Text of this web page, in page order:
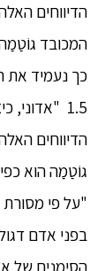
הדיווחים
המכובד
כך נעמיד את
1.5
הדיווחים
גוֹטַמַה הוא
"על פי
בפני אדם
הסימנים של